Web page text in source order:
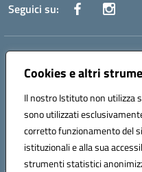
Cookies e altri
Il nostro Istituto non utilizza
sono utilizzati
corretto funzionamento del
istituzionali e alla sua
strumenti statistici
Seguici su:
Indirizzo:
Centralino:0881636571 Email:
Codice fiscale: 80031370713
Codice meccanografico:
Codice Indice delle Pubbliche